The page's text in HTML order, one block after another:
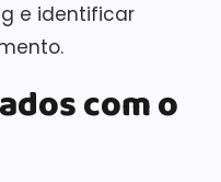
e identificar
com o